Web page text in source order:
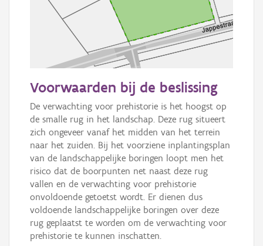
Informatie Vlaanderen
i
+ −
Voorwaarden bij de beslissing
De verwachting voor prehistorie is het hoogst op
de smalle rug in het landschap. Deze rug situeert
zich ongeveer vanaf het midden van het terrein
naar het zuiden. Bij het voorziene inplantingsplan
van de landschappelijke boringen loopt men het
risico dat de boorpunten net naast deze rug
vallen en de verwachting voor prehistorie
onvoldoende getoetst wordt. Er dienen dus
voldoende landschappelijke boringen over deze
rug geplaatst te worden om de verwachting voor
prehistorie te kunnen inschatten.